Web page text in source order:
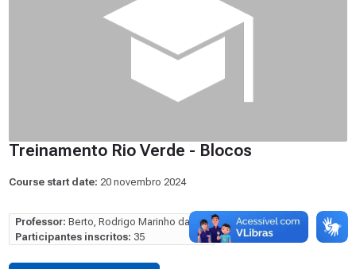
Treinamento Rio Verde - Blocos
Course start date: 20 novembro 2024
Professor: Berto, Rodrigo Marinho da Luz
Participantes inscritos: 35